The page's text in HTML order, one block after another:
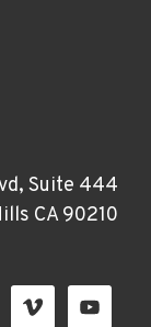
Suite 444
CA 90210